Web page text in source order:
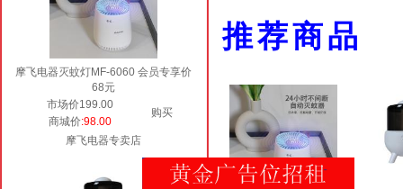
摩飞电器灭蚊灯MF-6060 会员专享价
68元
市场价199.00
购买
商城价:98.00
摩飞电器专卖店
推荐